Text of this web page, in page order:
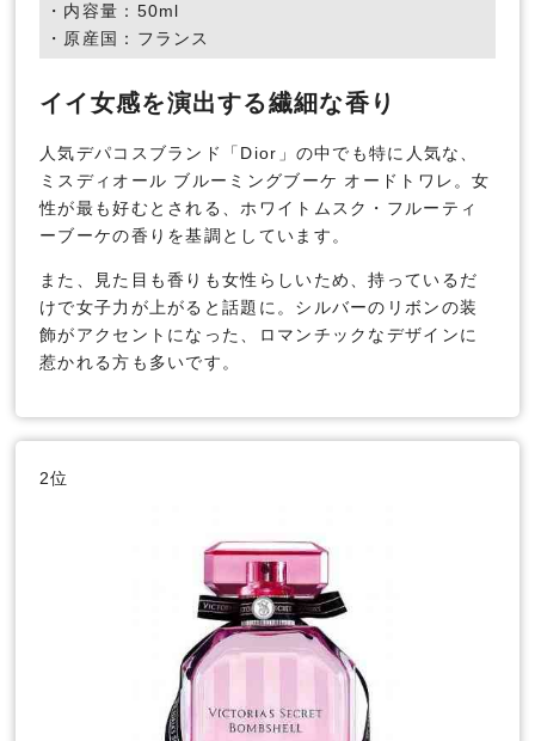
・内容量：50ml
・原産国：フランス
イイ女感を演出する繊細な香り
人気デパコスブランド「Dior」の中でも特に人気な、
ミスディオール ブルーミングブーケ オードトワレ。女
性が最も好むとされる、ホワイトムスク・フルーティ
ーブーケの香りを基調としています。
また、見た目も香りも女性らしいため、持っているだ
けで女子力が上がると話題に。シルバーのリボンの装
飾がアクセントになった、ロマンチックなデザインに
惹かれる方も多いです。
2位